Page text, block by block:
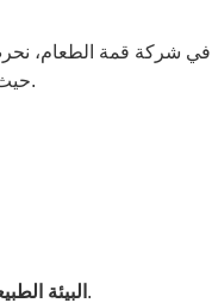
في شركة قمة الطعام، نحرص
حيث نختار فقط الأبقار التي تلبي أعلى المعايير لضمان توفير لحوم غنية بالعناصر الغذائية ونكهة مميزة.
البيئة اختيار الأبقار التي تربى في بيئات طبيعية وصحية تساهم في تحسين جودة المنتج النهائي.